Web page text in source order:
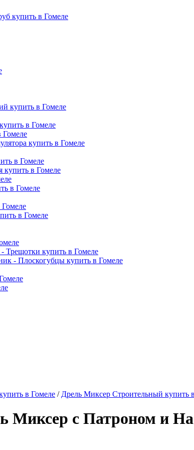
купить в Гомеле
купить в Гомеле
в Гомеле
купить в Гомеле
в Гомеле
купить в Гомеле
в Гомеле
в Гомеле
купить в Гомеле
- Плоскогубцы купить в Гомеле
в Гомеле / Дрель Миксер Строительный купить
Миксер с Патроном и